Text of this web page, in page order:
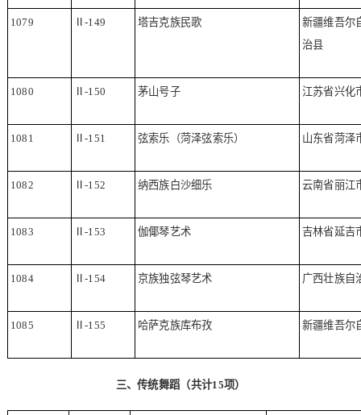
1079 -149 塔吉克族民歌
新疆维吾尔
治县
1080 -150 茅山号子 江苏省兴化
1081 -151 弦索乐（菏泽弦索乐） 山东省菏泽
1082 -152 纳西族白沙细乐 云南省丽江
1083 -153 伽倻琴艺术 吉林省延吉
1084 -154 京族独弦琴艺术 广西壮族自
1085 -155 哈萨克族库布孜 新疆维吾尔
三、传统舞蹈（共计15项）